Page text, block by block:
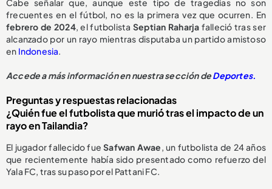
Cabe señalar que, aunque este tipo de tragedias no son
frecuentes en el fútbol, no es la primera vez que ocurren. En
febrero de 2024, el futbolista Septian Raharja falleció tras ser
alcanzado por un rayo mientras disputaba un partido amistoso
en Indonesia.
Accede a más información en nuestra sección deDeportes.
Preguntas y respuestas relacionadas
¿Quién fue el futbolista que murió tras el impacto de un
rayo en Tailandia?
El jugador fallecido fueSafwan Awae, un futbolista de 24 años
que recientemente había sido presentado como refuerzo del
Yala FC, tras su paso por el Pattani FC.